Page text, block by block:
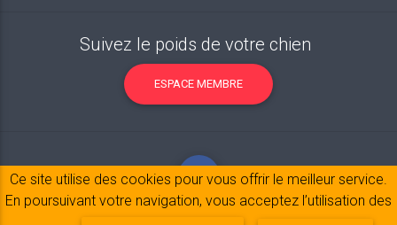
Suivez le poids de votre chien
ESPACE MEMBRE
Ce site utilise des cookies pour vous offrir le meilleur service.
En poursuivant votre navigation, vous acceptez l’utilisation des